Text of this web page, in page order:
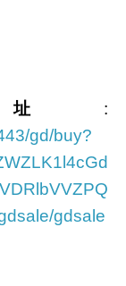
址 :
gd/buy?
gdsale